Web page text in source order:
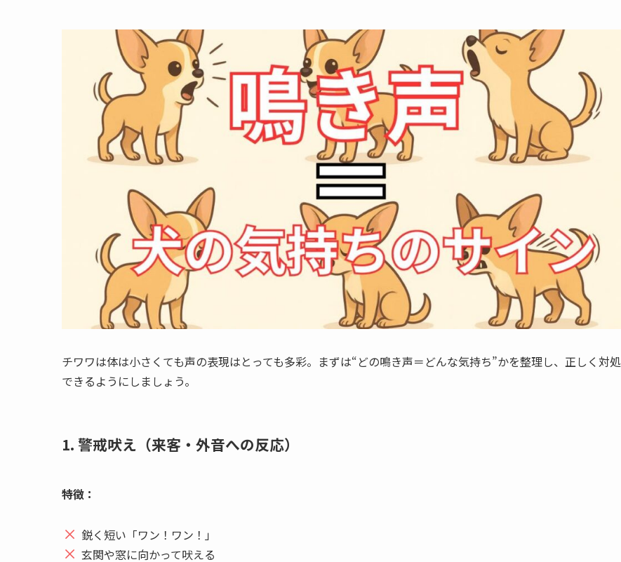
チワワは体は小さくても声の表現はとっても多彩。まずは“どの鳴き声＝どんな気持ち”かを整理し、正しく対処
できるようにしましょう。
1. 警戒吠え（来客・外音への反応）
特徴：
鋭く短い「ワン！ワン！」
玄関や窓に向かって吠える